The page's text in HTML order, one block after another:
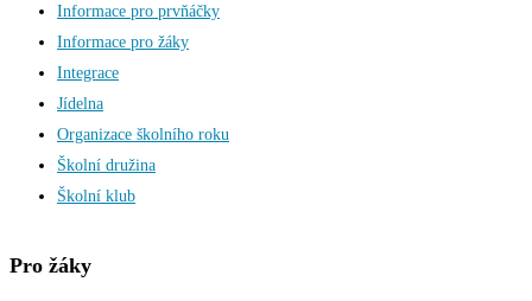
Informace pro prvňáčky
Informace pro žáky
Integrace
Jídelna
Organizace školního roku
Školní družina
Školní klub
Pro žáky